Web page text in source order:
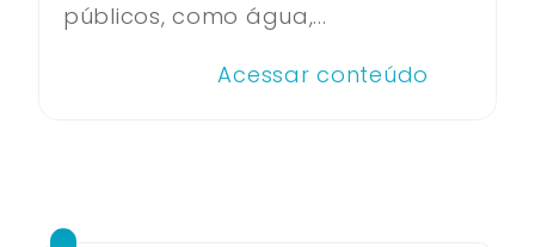
públicos, como água,...
Acessar conteúdo